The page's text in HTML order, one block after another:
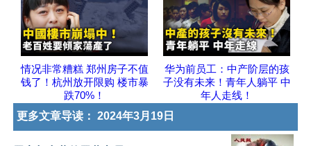
情况非常糟糕 郑州房子不值
钱了！杭州放开限购 楼市暴
跌70%！
华为前员工：中产阶层的孩
子没有未来！青年人躺平 中
年人走线！
更多文章导读： 2024年3月19日